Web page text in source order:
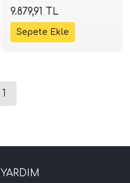
340 W | 4 Ohm |
SPLHIFI
9.879,91 TL
1
YARDIM